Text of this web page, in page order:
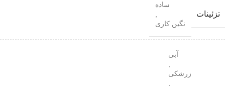
تزئینات
ساده
نگین کاری
آبی
زرشکی